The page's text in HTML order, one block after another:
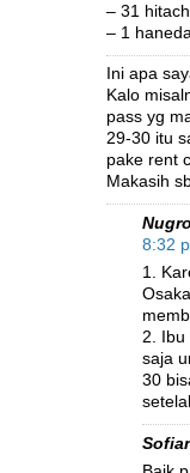
– 31
– 1 haneda
Ini apa
Kalo
pass yg
29-30 itu
pake rent
Makasih
8:32
1.
2. Ibu
saja
30